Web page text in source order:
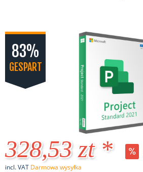
83%
GESPART
328,53 zt *
incl. VAT Darmowa wysyłka